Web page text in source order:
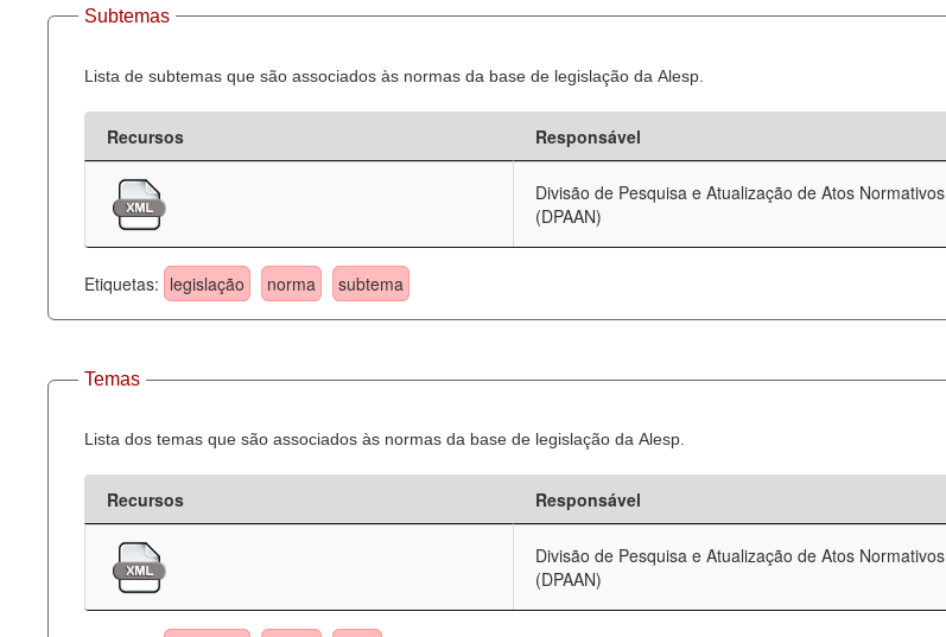
Subtemas
Lista de subtemas que são associados às normas da base de legislação da Alesp.
Recursos Responsável
Divisão de Pesquisa e Atualização de Atos Normativos
(DPAAN)
Etiquetas: legislação norma subtema
Temas
Lista dos temas que são associados às normas da base de legislação da Alesp.
Recursos Responsável
Divisão de Pesquisa e Atualização de Atos Normativos
(DPAAN)